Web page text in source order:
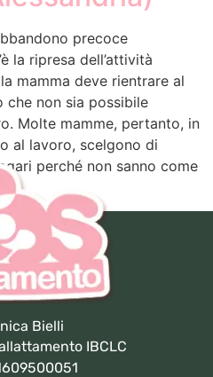
precoce
la ripresa dell’attività
mamma deve rientrare al
che non sia possibile
Molte mamme, pertanto, in
al lavoro, scelgono di
perché non sanno come
Bielli
IBCLC